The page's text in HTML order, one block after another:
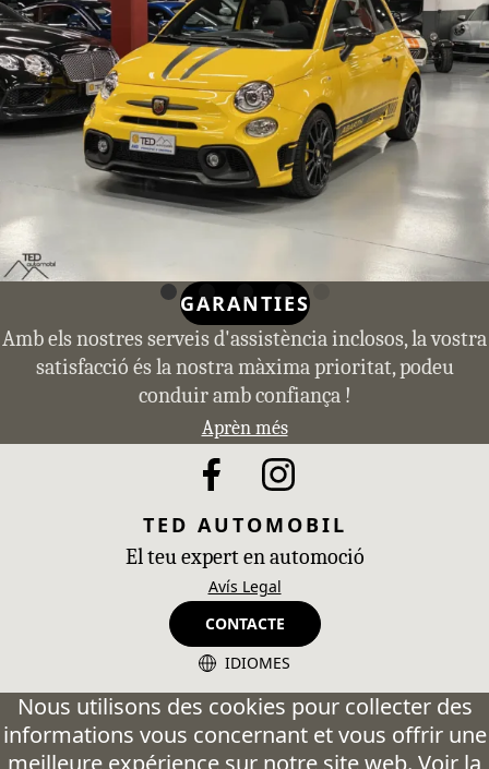
Nous utilisons des cookies pour collecter des
informations vous concernant et vous offrir une
meilleure expérience sur notre site web. Voir la
GARANTIES
Amb els nostres serveis d'assistència inclosos, la vostra
satisfacció és la nostra màxima prioritat, podeu
conduir amb confiança !
Aprèn més
TED AUTOMOBIL
El teu expert en automoció
Avís Legal
CONTACTE
IDIOMES
CA - Catalán
ES - Español